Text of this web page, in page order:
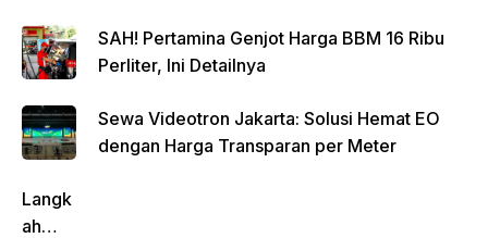
SAH! Pertamina Genjot Harga BBM 16 Ribu
Perliter, Ini Detailnya
Sewa Videotron Jakarta: Solusi Hemat EO
dengan Harga Transparan per Meter
Langk
ah